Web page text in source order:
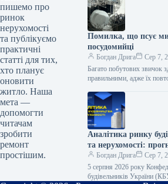
пишемо про
ринок
нерухомості
та публікуємо
практичні
статті для тих,
хто планує
оновити
житло. Наша
мета —
допомогти
читачам
зробити
ремонт
простішим.
Особливо…
Помилка, що псує
посудомийці
Богдан Дрига
Сер 7,
Багато побутових звичок
правильними, адже їх
заважати сучасній
машині працювати на…
Аналітика ринку
та нерухомості:
перше півріччя 2026
Богдан Дрига
Сер 7,
5 серпня 2026 року
будівельників України